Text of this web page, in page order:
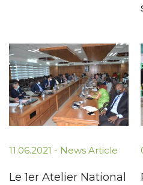
11.06.2021 - News Article
Le 1er Atelier National